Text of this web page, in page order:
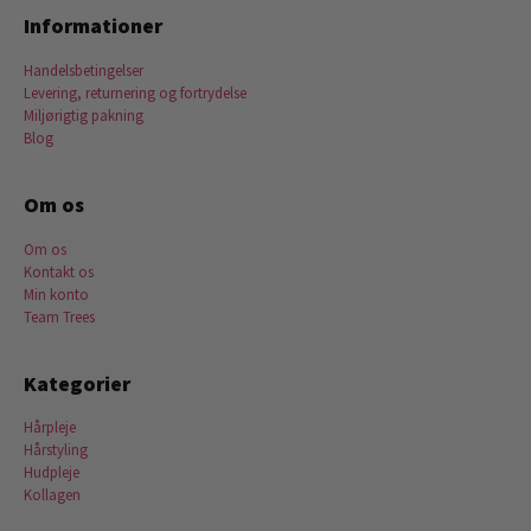
Informationer
Handelsbetingelser
Levering, returnering og fortrydelse
Miljørigtig pakning
Blog
Om os
Om os
Kontakt os
Min konto
Team Trees
Kategorier
Hårpleje
Hårstyling
Hudpleje
Kollagen